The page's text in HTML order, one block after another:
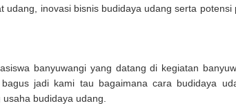
udang, inovasi bisnis budidaya udang serta
banyuwangi yang datang di kegiatan
jadi kami tau bagaimana cara budidaya
budidaya udang.